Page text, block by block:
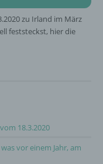
zu Irland im März
feststeckst, hier die
18.3.2020
vor einem Jahr, am